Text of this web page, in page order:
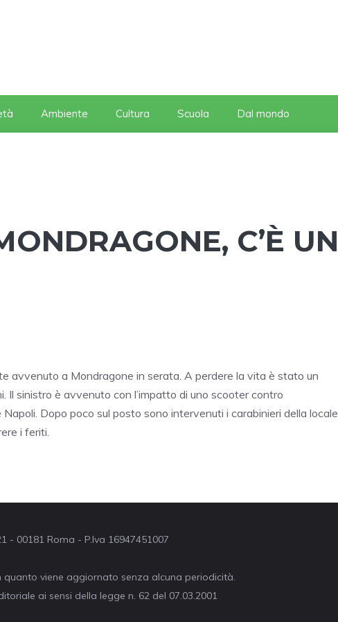
Ambiente Cultura Scuola Dal mondo
C’È UN
avvenuto a Mondragone in serata. A perdere la vita è stato un
Il sinistro è avvenuto con l’impatto di uno scooter contro
Dopo poco sul posto sono intervenuti i carabinieri della locale
i feriti.
- 00181 Roma - P.Iva 16947451007
viene aggiornato senza alcuna periodicità.
ai sensi della legge n. 62 del 07.03.2001